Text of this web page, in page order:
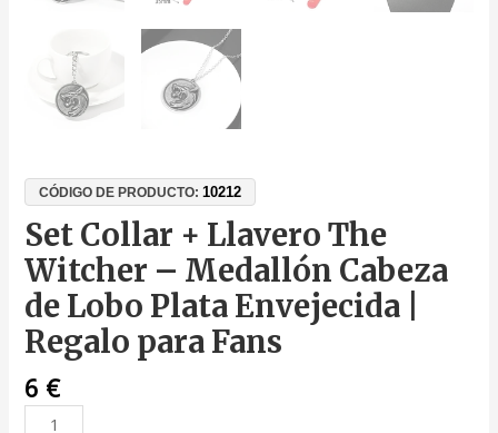
CÓDIGO DE PRODUCTO:10212
Set Collar + Llavero The
Witcher – Medallón Cabeza
de Lobo Plata Envejecida |
Regalo para Fans
6 €